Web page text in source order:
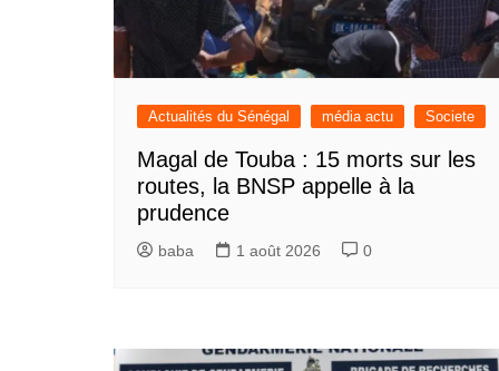
Actualités du Sénégal média actu Societe
Magal de Touba : 15 morts sur les
routes, la BNSP appelle à la
prudence
baba 1 août 2026 0